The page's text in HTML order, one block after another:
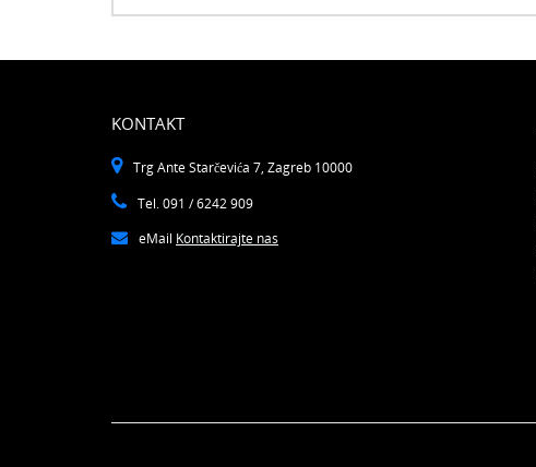
KONTAKT
Trg Ante Starčevića 7, Zagreb 10000
Tel. 091 / 6242 909
eMail Kontaktirajte nas